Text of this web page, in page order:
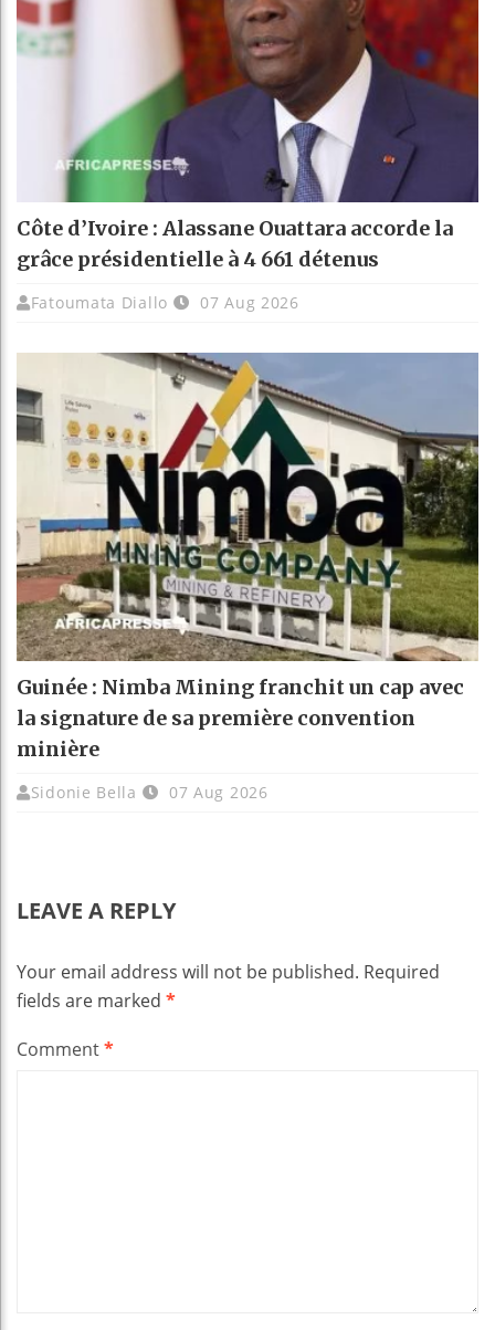
Côte d’Ivoire : Alassane Ouattara accorde la
grâce présidentielle à 4 661 détenus
Fatoumata Diallo 07 Aug 2026
Guinée : Nimba Mining franchit un cap avec
la signature de sa première convention
minière
Sidonie Bella 07 Aug 2026
LEAVE A REPLY
Your email address will not be published. Required
fields are marked *
Comment*